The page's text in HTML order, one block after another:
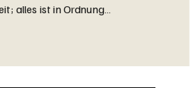
alles ist in Ordnung…